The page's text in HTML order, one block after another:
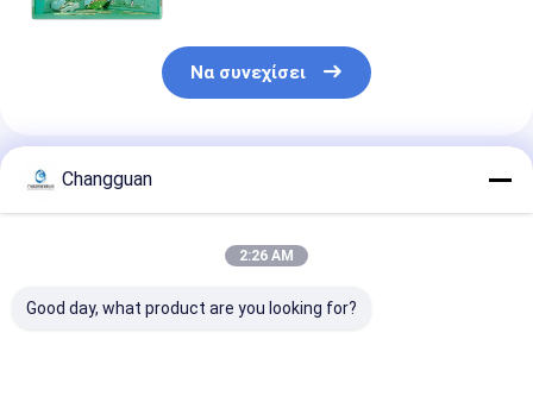
Να συνεχίσει
Συνιστώμενα Προϊόντα
Changguan
2:26 AM
Good day, what product are you looking for?